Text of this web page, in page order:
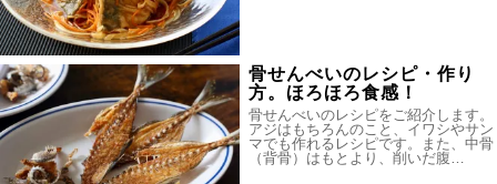
骨せんべいのレシピ・作り
方。ほろほろ食感！
骨せんべいのレシピをご紹介します。
アジはもちろんのこと、イワシやサン
マでも作れるレシピです。また、中骨
（背骨）はもとより、削いだ腹…